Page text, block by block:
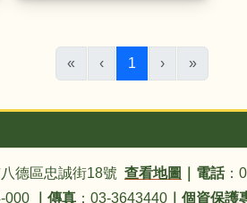
« ‹ 1 (目前頁次)
› »
德區忠誠街18號 查看地圖 電話：
000 傳真：03-3643440｜ 個資保護